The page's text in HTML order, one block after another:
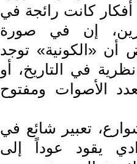
كانت رائجة في
إن في صورة
أن «الكونية» توجد
في التاريخ، أو
الأصوات ومفتوح
تعبير شائع في
يقود عوداً إلى